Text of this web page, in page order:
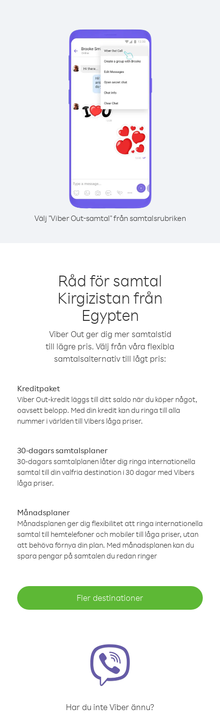
Välj "Viber Out-samtal" från samtalsrubriken
Råd för samtal
Kirgizistan från
Egypten
Viber Out ger dig mer samtalstid
till lägre pris. Välj från våra flexibla
samtalsalternativ till lågt pris:
Kreditpaket
Viber Out-kredit läggs till ditt saldo när du köper något,
oavsett belopp. Med din kredit kan du ringa till alla
nummer i världen till Vibers låga priser.
30-dagars samtalsplaner
30-dagars samtalplanen låter dig ringa internationella
samtal till din valfria destination i 30 dagar med Vibers
låga priser.
Månadsplaner
Månadsplanen ger dig flexibilitet att ringa internationella
samtal till hemtelefoner och mobiler till låga priser, utan
att behöva förnya din plan. Med månadsplanen kan du
spara pengar på samtalen du redan ringer
Fler destinationer
Har du inte Viber ännu?